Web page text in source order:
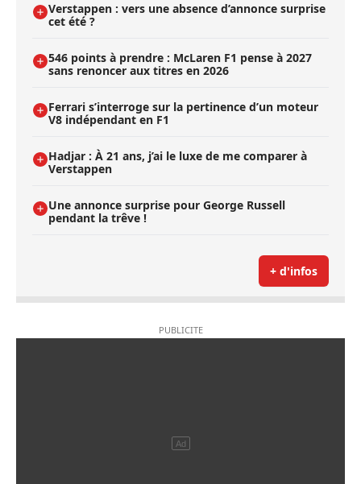
Verstappen : vers une absence d’annonce surprise
cet été ?
546 points à prendre : McLaren F1 pense à 2027
sans renoncer aux titres en 2026
Ferrari s’interroge sur la pertinence d’un moteur
V8 indépendant en F1
Hadjar : À 21 ans, j’ai le luxe de me comparer à
Verstappen
Une annonce surprise pour George Russell
pendant la trêve !
+ d'infos